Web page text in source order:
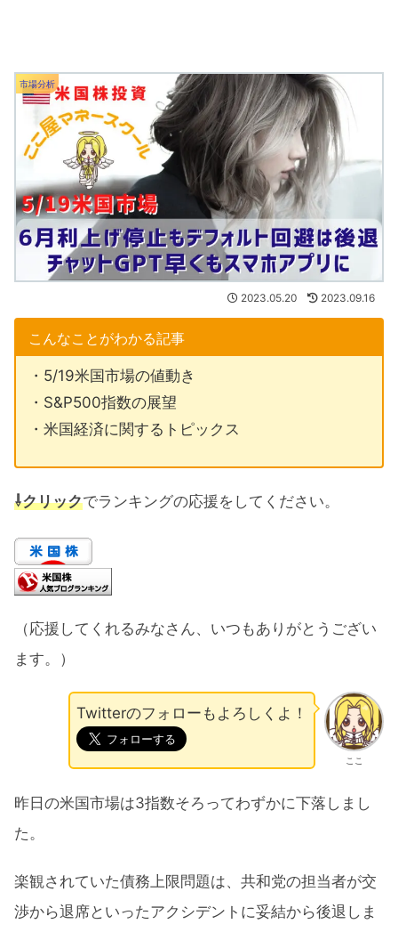
市場分析
2023.05.20 2023.09.16
こんなことがわかる記事
・5/19米国市場の値動き
・S&P500指数の展望
・米国経済に関するトピックス
⇩クリックでランキングの応援をしてください。
（応援してくれるみなさん、いつもありがとうござい
ます。）
ここ
Twitterのフォローもよろしくよ！
昨日の米国市場は3指数そろってわずかに下落しまし
た。
楽観されていた債務上限問題は、共和党の担当者が交
渉から退席といったアクシデントに妥結から後退しま